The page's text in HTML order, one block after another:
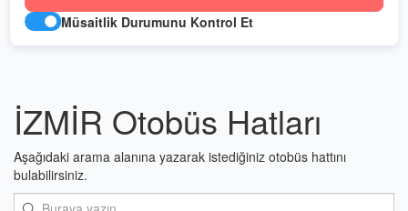
Müsaitlik Durumunu Kontrol Et
İZMİR Otobüs Hatları
Aşağıdaki arama alanına yazarak istediğiniz otobüs hattını
bulabilirsiniz.